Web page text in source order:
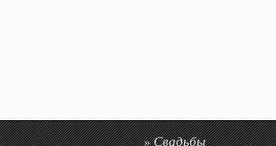
»Свадьбы